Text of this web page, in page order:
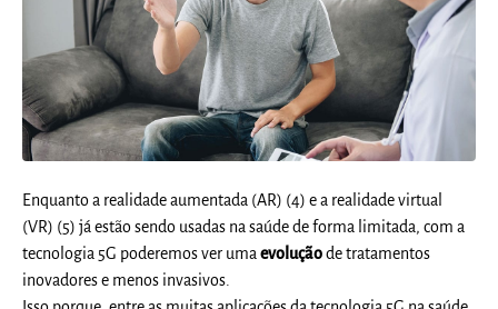
Enquanto a realidade aumentada (AR) (4) e a realidade virtual
(VR) (5) já estão sendo usadas na saúde de forma limitada, com a
tecnologia 5G poderemos ver umaevoluçãode tratamentos
inovadores e menos invasivos.